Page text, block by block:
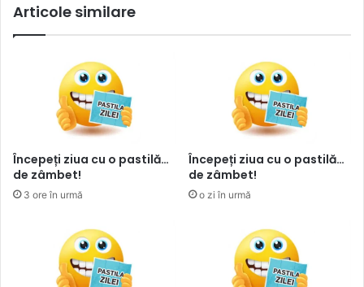
Articole similare
Începeți ziua cu o pastilă…
de zâmbet!
3 ore în urmă
Începeți ziua cu o pastilă…
de zâmbet!
o zi în urmă